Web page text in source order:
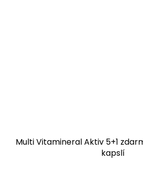
Multi Vitamineral Aktiv 5+1
kapslí